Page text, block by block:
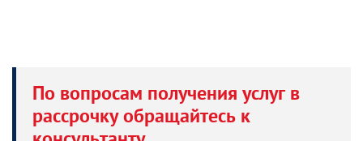
По вопросам получения услуг в
рассрочку обращайтесь к